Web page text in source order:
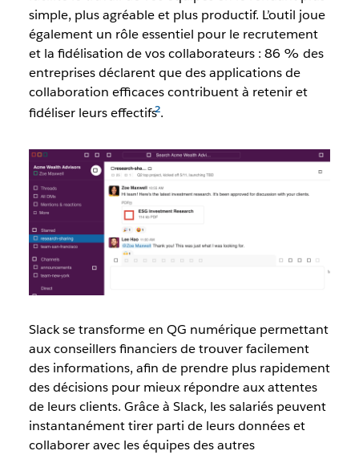
simple, plus agréable et plus productif. L’outil joue
également un rôle essentiel pour le recrutement
et la fidélisation de vos collaborateurs : 86 % des
entreprises déclarent que des applications de
collaboration efficaces contribuent à retenir et
fidéliser leurs effectifs .
Slack se transforme en QG numérique permettant
aux conseillers financiers de trouver facilement
des informations, afin de prendre plus rapidement
des décisions pour mieux répondre aux attentes
de leurs clients. Grâce à Slack, les salariés peuvent
instantanément tirer parti de leurs données et
collaborer avec les équipes des autres